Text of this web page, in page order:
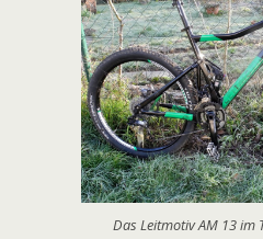
Das Leitmotiv AM 13 im